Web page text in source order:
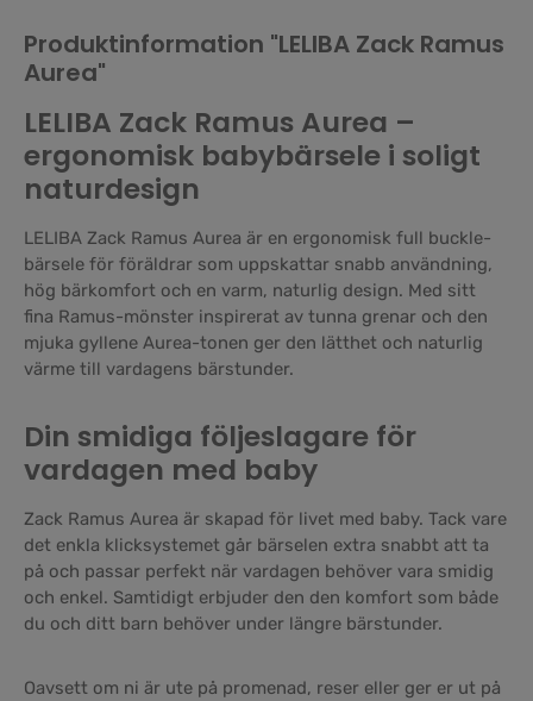
Produktinformation "LELIBA Zack Ramus
Aurea"
LELIBA Zack Ramus Aurea –
ergonomisk babybärsele i soligt
naturdesign
LELIBA Zack Ramus Aurea är en ergonomisk full buckle-
bärsele för föräldrar som uppskattar snabb användning,
hög bärkomfort och en varm, naturlig design. Med sitt
fina Ramus-mönster inspirerat av tunna grenar och den
mjuka gyllene Aurea-tonen ger den lätthet och naturlig
värme till vardagens bärstunder.
Din smidiga följeslagare för
vardagen med baby
Zack Ramus Aurea är skapad för livet med baby. Tack vare
det enkla klicksystemet går bärselen extra snabbt att ta
på och passar perfekt när vardagen behöver vara smidig
och enkel. Samtidigt erbjuder den den komfort som både
du och ditt barn behöver under längre bärstunder.
Oavsett om ni är ute på promenad, reser eller ger er ut på